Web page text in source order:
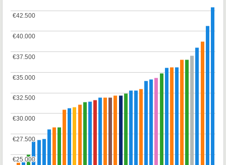
€25.000
€25.000
€27.500
€27.500
€30.000
€30.000
€32.500
€32.500
€35.000
€35.000
€37.500
€37.500
€40.000
€40.000
€42.500
€42.500